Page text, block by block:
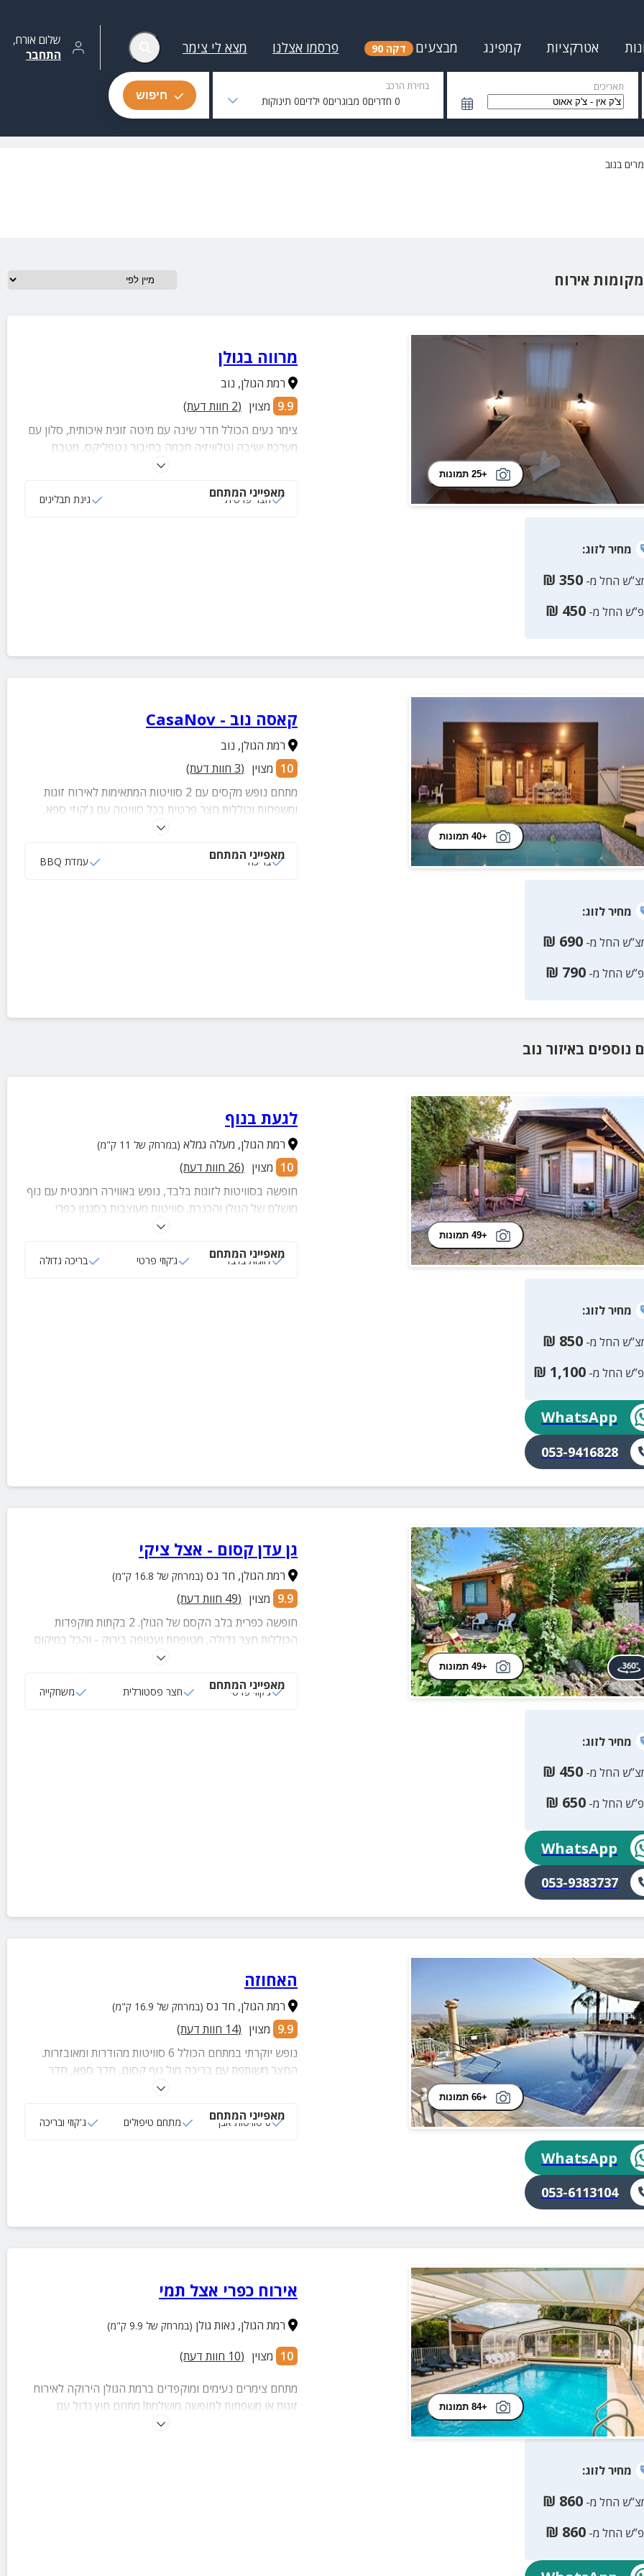
אטרקציות קמפינג מבצעים דקה 90 פרסמו אצלנו מצא לי צימר שלום אורח,
התחבר
תאריכים בחירת הרכב
0חדרים0מבוגרים0ילדים0תינוקות חיפוש
בנוב
+25 תמונות
מרווה בגולן
רמת הגולן, נוב
9.9 מצוין (
2 חוות דעת)
צימר נעים הכולל חדר שינה עם מיטה זוגית איכותית, סלון עם
מערכת ישיבה וטלוויזיה חכמה בחיבור נטפליקס, מטבח
מצויד, חדר רחצה עם מגבות רכות ותחליבים ומתחם חוץ ירוק
מאפייני המתחם
חצר פרטית גינת תבלינים
מחירלזוג:
החל מ- 350
₪
החל מ- 450
₪
+40 תמונות
קאסה נוב - CasaNov
רמת הגולן, נוב
10 מצוין (
3 חוות דעת)
מתחם נופש מקסים עם 2 סוויטות המתאימות לאירוח זוגות
ומשפחות וכוללות חצר פרטית בכל סוויטה עם ג'קוזי ספא,
עמדת BBQ מאובזרת, פינות ישיבה ובריכה פרטית באחת
ומטבח מרווח ומאובזר.
מאפייני המתחם
בריכה עמדת BBQ
מחירלזוג:
החל מ- 690
₪
החל מ- 790
₪
נוספים באיזור נוב
+49 תמונות
לגעת בנוף
רמת הגולן, מעלה גמלא (במרחק של 11 ק"מ)
10 מצוין (
26 חוות דעת)
חופשה בסוויטות לזוגות בלבד, נופש באווירה רומנטית עם נוף
מושלם של הגולן והכנרת. סוויטות מעוצבות בסגנון כפרי
וכוללות ג'קוזי מפנק, בקבוק יין, חלוקי רחצה ושלל פינוקים
מאפייני המתחם
לזוגות בלבד ג‘קוזי פרטי בריכה גדולה
מחירלזוג:
החל מ- 850
₪
החל מ- 1,100
₪
WhatsApp
053-9416828
+49 תמונות
גן עדן קסום - אצל ציקי
רמת הגולן, חד נס (במרחק של 16.8 ק"מ)
9.9 מצוין (
49 חוות דעת)
חופשה כפרית בלב הקסם של הגולן. 2 בקתות מוקפדות
הכוללות חצר גדולה, מטופחת ועטופה בירוק - והכל במיקום
נהדר ביישוב חד נס, באווירה פסטורלית, מרחק נסיעה קצר
מאפייני המתחם
ג‘קוזי פרטי חצר פסטורלית משחקייה
מחירלזוג:
החל מ- 450
₪
החל מ- 650
₪
WhatsApp
053-9383737
+66 תמונות
האחוזה
רמת הגולן, חד נס (במרחק של 16.9 ק"מ)
9.9 מצוין (
14 חוות דעת)
נופש יוקרתי במתחם הכולל 6 סוויטות מהודרות ומאובזרות.
החצר משותפת עם בריכה מול נוף קסום, חדר ספא, חדר
אוכל, מטבח מאובזר ועוד. מושלם לזוגות ומשפחות.
מאפייני המתחם
6 סוויטות אבן מתחם טיפולים ג'קוזי ובריכה
WhatsApp
053-6113104
+84 תמונות
אירוח כפרי אצל תמי
רמת הגולן, נאות גולן (במרחק של 9.9 ק"מ)
10 מצוין (
10 חוות דעת)
מתחם צימרים נעימים ומוקפדים ברמת הגולן הירוקה לאירוח
זוגות או משפחות לחופשה מושלמת! מתחם חוץ גדול עם
בריכה, מיטות שיזוף, שולחנות משחק, פינות ישיבה ועוד.
מחירלזוג:
החל מ- 860
₪
החל מ- 860
₪